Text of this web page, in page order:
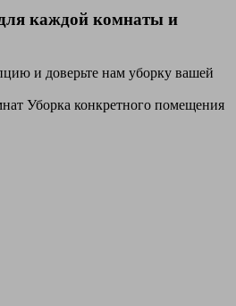
каждой комнаты и
и доверьте нам уборку вашей
Уборка конкретного помещения